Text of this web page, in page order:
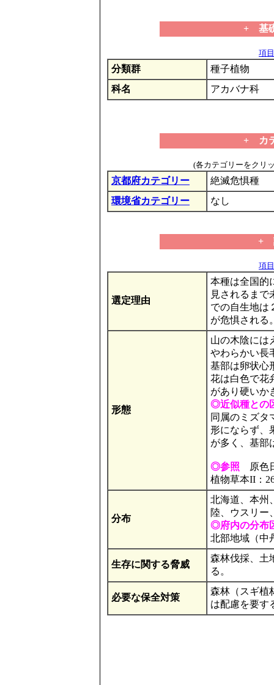
+ 基
項
分類群
種子植物
科名
アカバナ科
+ カ
(各カテゴリーをクリ
京都府カテゴリー
絶滅危惧種
環境省カテゴリー
なし
+
項
選定理由
本種は全国的
見されるまで
での自生地は
が危惧される
形態
山の木陰には
やわらかい長
基部は卵状心
花は白色で花
があり硬いか
◎近似種との
同属のミズタ
形にならず、
が多く、基部
◎参照 原色
植物草本II：
分布
北海道、本州
陸、ウスリー
◎府内の分布
北部地域（中
生存に関する脅威
森林伐採、土
る。
必要な保全対策
森林（スギ植
は配慮を要す